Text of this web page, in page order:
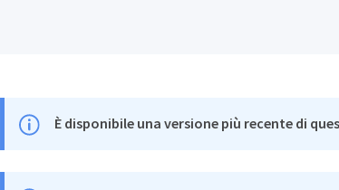
È disponibile una versione più recente di